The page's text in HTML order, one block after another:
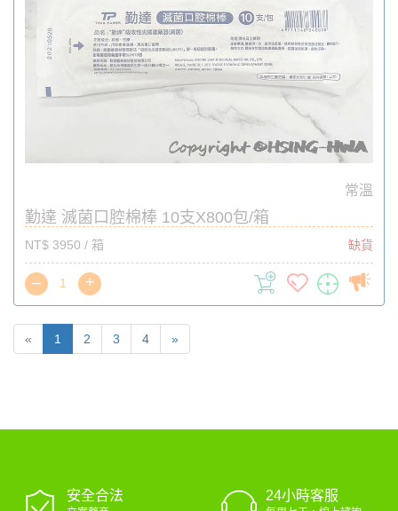
常溫
勤達 滅菌口腔棉棒 10支X800包/箱
NT$ 3950 / 箱 缺貨
– +
« 1 2 3 4 »
安全合法 24小時客服